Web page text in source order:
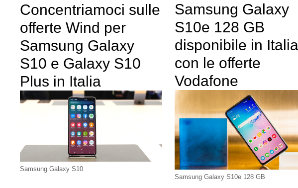
Samsung Galaxy
S10e 128 GB
disponibile in Italia
con le offerte
Vodafone
Samsung Galaxy S10e 128 GB
Concentriamoci sulle
offerte Wind per
Samsung Galaxy
S10 e Galaxy S10
Plus in Italia
Samsung Galaxy S10